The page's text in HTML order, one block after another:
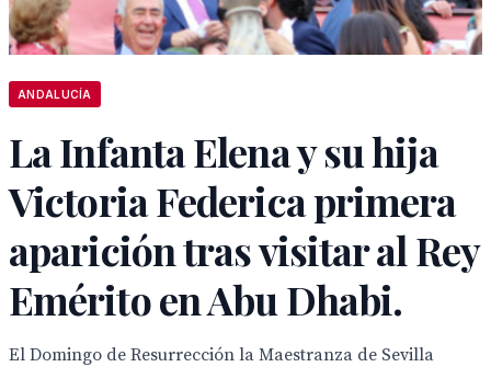
ANDALUCÍA
La Infanta Elena y su hija
Victoria Federica primera
aparición tras visitar al Rey
Emérito en Abu Dhabi.
El Domingo de Resurrección la Maestranza de Sevilla